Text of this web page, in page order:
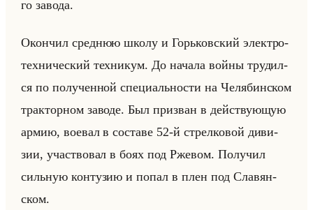
го за­во­да.
Окон­чил сред­нюю школу и Горьков­ский элек­тро­
тех­ни­че­ский тех­ни­кум. До на­ча­ла войны тру­дил­
ся по по­лу­чен­ной спе­ци­ально­сти на Че­ля­бин­ском
трак­тор­ном за­во­де. Был при­зван в действу­ющую
армию, во­евал в со­ста­ве 52-й стрел­ко­вой ди­ви­
зии, участ­во­вал в боях под Рже­вом. По­лу­чил
сильную кон­ту­зию и попал в плен под Сла­вян­
ском.